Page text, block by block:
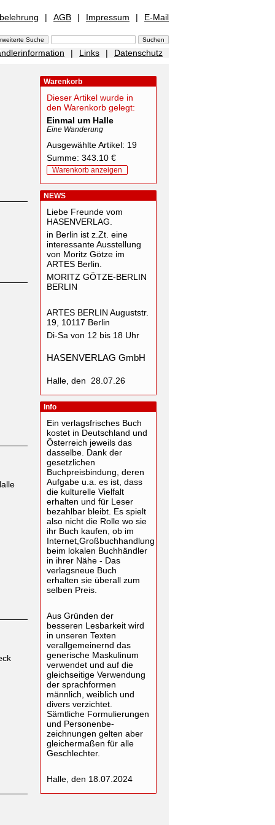
| AGB | Impressum | E-Mail
| Links | Datenschutz
Warenkorb
Dieser Artikel wurde in
den Warenkorb gelegt:
Einmal um Halle
Eine Wanderung
Ausgewählte Artikel: 19
Summe: 343.10 €
Warenkorb anzeigen
NEWS
Liebe Freunde vom
HASENVERLAG.
in Berlin ist z.Zt. eine
interessante Ausstellung
von Moritz Götze im
ARTES Berlin.
MORITZ GÖTZE-BERLIN
BERLIN
ARTES BERLIN Auguststr.
19, 10117 Berlin
Di-Sa von 12 bis 18 Uhr
HASENVERLAG GmbH
Halle, den 28.07.26
Info
Ein verlagsfrisches Buch
kostet in Deutschland und
Österreich jeweils das
dasselbe. Dank der
gesetzlichen
Buchpreisbindung, deren
Aufgabe u.a. es ist, dass
die kulturelle Vielfalt
erhalten und für Leser
bezahlbar bleibt. Es spielt
also nicht die Rolle wo sie
ihr Buch kaufen, ob im
Internet,Großbuchhandlung
beim lokalen Buchhändler
in ihrer Nähe - Das
verlagsneue Buch
erhalten sie überall zum
selben Preis.
Aus Gründen der
besseren Lesbarkeit wird
in unseren Texten
verallgemeinernd das
generische Maskulinum
verwendet und auf die
gleichseitige Verwendung
der sprachformen
männlich, weiblich und
divers verzichtet.
Sämtliche Formulierungen
und Personenbe-
zeichnungen gelten aber
gleichermaßen für alle
Geschlechter.
Halle, den 18.07.2024